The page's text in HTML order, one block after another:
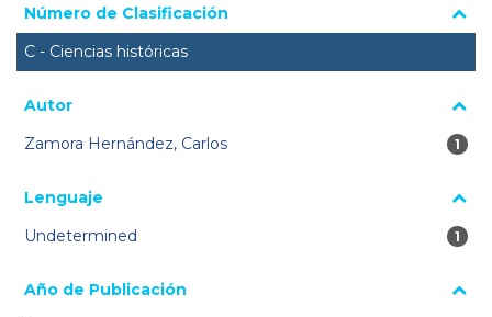
Número de Clasificación
C - Ciencias históricas
Autor
Zamora Hernández, Carlos
1
1
Lenguaje
Undetermined
1
1
Año de Publicación